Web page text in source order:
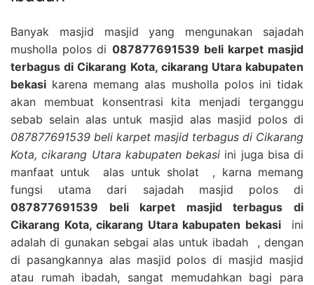
Banyak masjid masjid yang mengunakan sajadah
musholla polos di 087877691539 beli karpet masjid
terbagus di Cikarang Kota, cikarang Utara kabupaten
bekasi karena memang alas musholla polos ini tidak
akan membuat konsentrasi kita menjadi terganggu
sebab selain alas untuk masjid alas masjid polos di
087877691539 beli karpet masjid terbagus di Cikarang
Kota, cikarang Utara kabupaten bekasi ini juga bisa di
manfaat untuk alas untuk sholat , karna memang
fungsi utama dari sajadah masjid polos di
087877691539 beli karpet masjid terbagus di
Cikarang Kota, cikarang Utara kabupaten bekasiini
adalah di gunakan sebgai alas untuk ibadah , dengan
di pasangkannya alas masjid polos di masjid masjid
atau rumah ibadah, sangat memudahkan bagi para